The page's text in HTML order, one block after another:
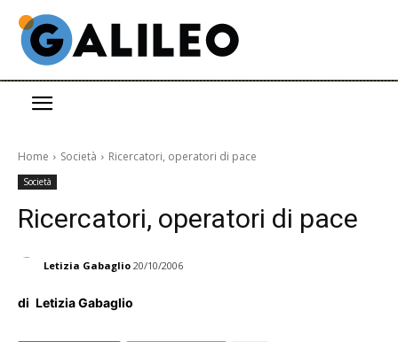
Home Società Ricercatori, operatori di pace
Società
Ricercatori, operatori di pace
Letizia Gabaglio 20/10/2006
di Letizia Gabaglio